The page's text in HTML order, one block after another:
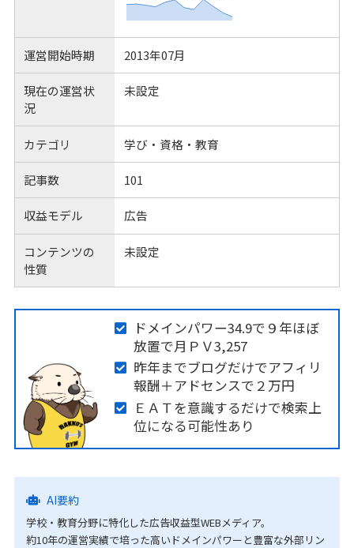
運営開始時期 2013年07月
現在の運営状
況
未設定
カテゴリ 学び・資格・教育
記事数 101
収益モデル 広告
コンテンツの
性質
未設定
ドメインパワー34.9で９年ほぼ
放置で月ＰＶ3,257
昨年までブログだけでアフィリ
報酬＋アドセンスで２万円
ＥＡＴを意識するだけで検索上
位になる可能性あり
AI要約
学校・教育分野に特化した広告収益型WEBメディア。
約10年の運営実績で培った高いドメインパワーと豊富な外部リン